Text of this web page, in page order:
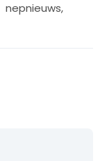
nepnieuws,